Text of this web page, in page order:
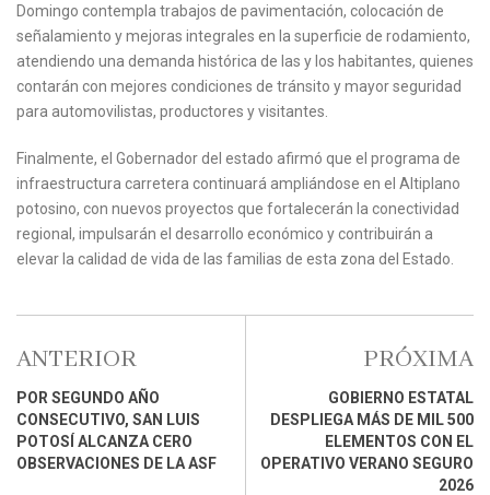
Domingo contempla trabajos de pavimentación, colocación de
señalamiento y mejoras integrales en la superficie de rodamiento,
atendiendo una demanda histórica de las y los habitantes, quienes
contarán con mejores condiciones de tránsito y mayor seguridad
para automovilistas, productores y visitantes.
Finalmente, el Gobernador del estado afirmó que el programa de
infraestructura carretera continuará ampliándose en el Altiplano
potosino, con nuevos proyectos que fortalecerán la conectividad
regional, impulsarán el desarrollo económico y contribuirán a
elevar la calidad de vida de las familias de esta zona del Estado.
ANTERIOR
POR SEGUNDO AÑO
CONSECUTIVO, SAN LUIS
POTOSÍ ALCANZA CERO
OBSERVACIONES DE LA ASF
PRÓXIMA
GOBIERNO ESTATAL
DESPLIEGA MÁS DE MIL 500
ELEMENTOS CON EL
OPERATIVO VERANO SEGURO
2026